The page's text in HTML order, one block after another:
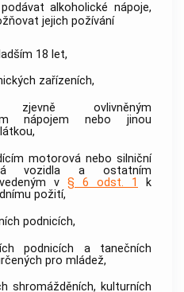
alkoholické nápoje,
jejich požívání
18 let,
zařízeních,
zjevně ovlivněným
nápojem nebo jinou
motorová nebo silniční
vozidla a ostatním
v § 6 odst. 1
k
požití,
podnicích,
podnicích a tanečních
pro mládež,
shromážděních, kulturních